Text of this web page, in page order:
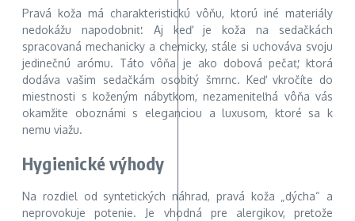
Pravá koža má charakteristickú vôňu, ktorú iné materiály
nedokážu napodobniť. Aj keď je koža na sedačkách
spracovaná mechanicky a chemicky, stále si uchováva svoju
jedinečnú arómu. Táto vôňa je ako dobová pečať, ktorá
dodáva vašim sedačkám osobitý šmrnc. Keď vkročíte do
miestnosti s koženým nábytkom, nezameniteľná vôňa vás
okamžite oboznámi s eleganciou a luxusom, ktoré sa k
nemu viažu.
Hygienické výhody
Na rozdiel od syntetických náhrad, pravá koža „dýcha“ a
neprovokuje potenie. Je vhodná pre alergikov, pretože